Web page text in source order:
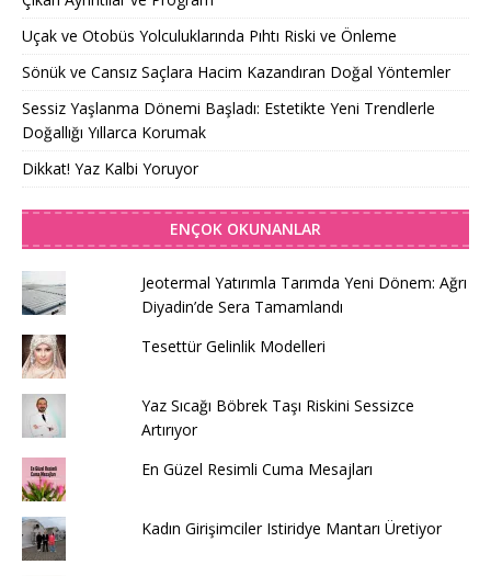
Uçak ve Otobüs Yolculuklarında Pıhtı Riski ve Önleme
Sönük ve Cansız Saçlara Hacim Kazandıran Doğal Yöntemler
Sessiz Yaşlanma Dönemi Başladı: Estetikte Yeni Trendlerle
Doğallığı Yıllarca Korumak
Dikkat! Yaz Kalbi Yoruyor
ENÇOK OKUNANLAR
Jeotermal Yatırımla Tarımda Yeni Dönem: Ağrı
Diyadin’de Sera Tamamlandı
Tesettür Gelinlik Modelleri
Yaz Sıcağı Böbrek Taşı Riskini Sessizce
Artırıyor
En Güzel Resimli Cuma Mesajları
Kadın Girişimciler Istiridye Mantarı Üretiyor